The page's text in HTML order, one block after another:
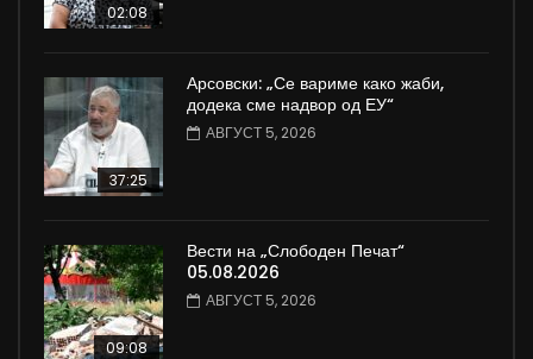
02:08
37:25
Арсовски: „Се вариме како жаби,
додека сме надвор од ЕУ“
АВГУСТ 5, 2026
09:08
Вести на „Слободен Печат“
05.08.2026
АВГУСТ 5, 2026